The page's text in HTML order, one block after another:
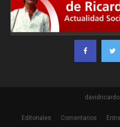
Editoriales Comentarios